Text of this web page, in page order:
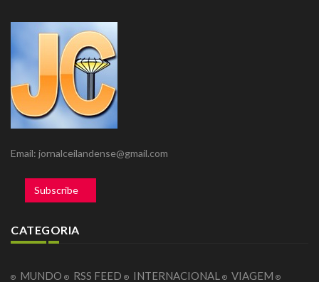
Email: jornalceilandense@gmail.com
Subscribe
CATEGORIA
MUNDO RSS FEED INTERNACIONAL VIAGEM